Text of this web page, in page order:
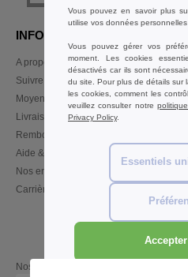
INFORMATION
A propos de Needen
Suivre ma commande
Moyens de paiement
Livraison
Remboursements/retours
Aide & FAQs
Nos engagements
Carrières
Nos partenaires financiers
Vous pouvez en savoir plus
utilise vos données
Vous pouvez gérer vos
moment. Les cookies
désactivés car ils sont
du site. Pour plus de détails sur
les cookies, comment les
veuillez consulter notre
Privacy Policy.
Essentiels